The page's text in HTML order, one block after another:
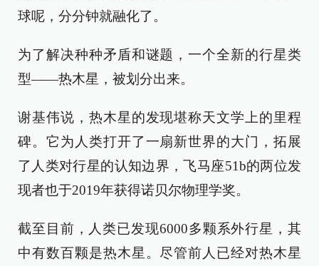
球呢，分分钟就融化了。
为了解决种种矛盾和谜题，一个全新的行星类
型——热木星，被划分出来。
谢基伟说，热木星的发现堪称天文学上的里程
碑。它为人类打开了一扇新世界的大门，拓展
了人类对行星的认知边界，飞马座51b的两位发
现者也于2019年获得诺贝尔物理学奖。
截至目前，人类已发现6000多颗系外行星，其
中有数百颗是热木星。尽管前人已经对热木星